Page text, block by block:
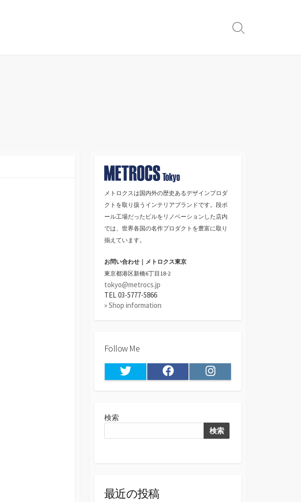
検
メトロクスは国内外の歴史あるデザインプロダ
クトを取り扱うインテリアブランドです。段ボ
ール工場だったビルをリノベーションした店内
では、世界各国の名作プロダクトを豊富に取り
揃えています。
お問い合わせ｜メトロクス東京
東京都港区新橋6丁目18-2
tokyo@metrocs.jp
TEL 03-5777-5866
» Shop information
Follow Me
Twitter Facebook Instagram
検索
検索
最近の投稿